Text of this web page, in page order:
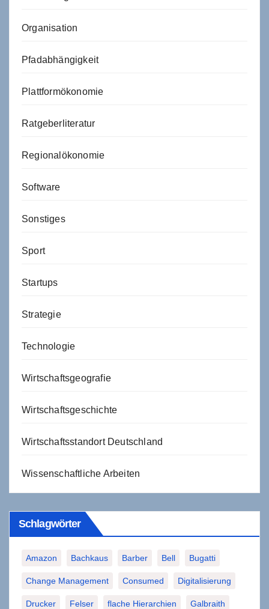
Organisation
Pfadabhängigkeit
Plattformökonomie
Ratgeberliteratur
Regionalökonomie
Software
Sonstiges
Sport
Startups
Strategie
Technologie
Wirtschaftsgeografie
Wirtschaftsgeschichte
Wirtschaftsstandort Deutschland
Wissenschaftliche Arbeiten
Schlagwörter
Amazon Bachkaus Barber Bell Bugatti
Change Management Consumed Digitalisierung
Drucker Felser flache Hierarchien Galbraith